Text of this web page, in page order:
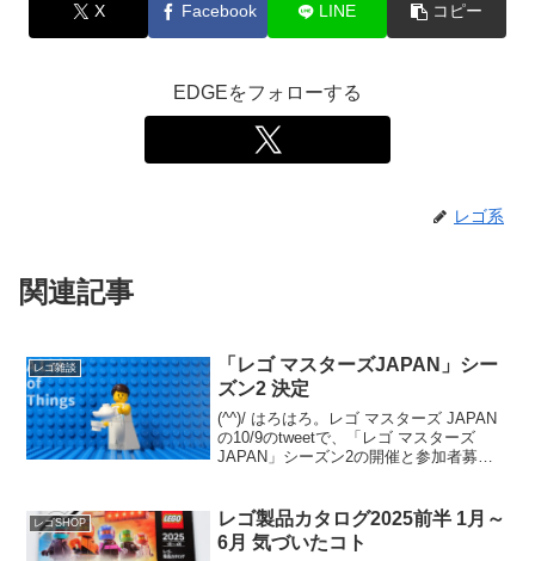
X Facebook LINE コピー
EDGEをフォローする
レゴ系
関連記事
レゴ雑談
「レゴ マスターズJAPAN」シー
ズン2 決定
(^^)/ はろはろ。レゴ マスターズ JAPAN
の10/9のtweetで、「レゴ マスターズ
JAPAN」シーズン2の開催と参加者募集
が、チャレンジされる方はゼヒ。番組...
レゴSHOP
レゴ製品カタログ2025前半 1月～
6月 気づいたコト